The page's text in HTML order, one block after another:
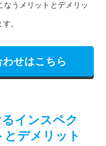
なうメリットとデメリッ
。
せはこちら
インスペク
デメリット